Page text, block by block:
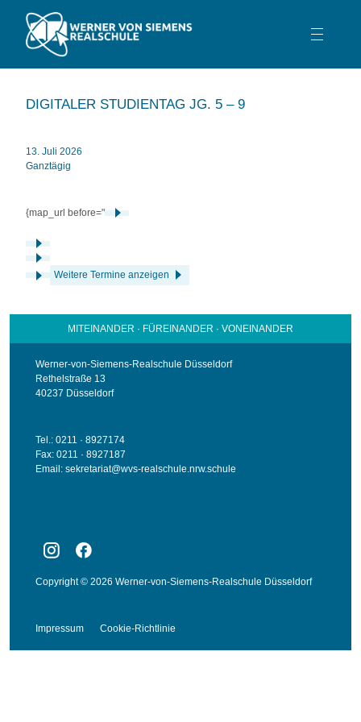
SCHULPROFIL
BERATUNG
DIGITALER STUDIENTAG JG. 5 – 9
13. Juli 2026
Ganztägig
{map_url before="
Weitere Termine anzeigen
MITEINANDER · FÜREINANDER · VONEINANDER
Werner-von-Siemens-Realschule Düsseldorf
Rethelstraße 13
40237 Düsseldorf
Tel.: 0211 · 8927174
Fax: 0211 · 8927187
Email: sekretariat@wvs-realschule.nrw.schule
Copyright © 2026 Werner-von-Siemens-Realschule Düsseldorf
Impressum Cookie-Richtlinie